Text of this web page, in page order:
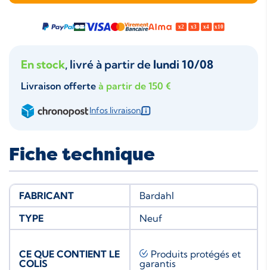
En stock, livré à partir de lundi 10/08
Livraison offerte à partir de 150 €
Infos livraison
Fiche technique
FABRICANT
Bardahl
TYPE
Neuf
CE QUE CONTIENT LE
COLIS
Produits protégés et
garantis